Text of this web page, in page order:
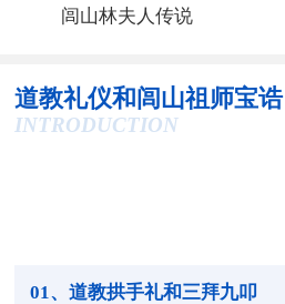
闾山林夫人传说
道教礼仪和闾山祖师宝诰
INTRODUCTION
01 、道教拱手礼和三拜九叩